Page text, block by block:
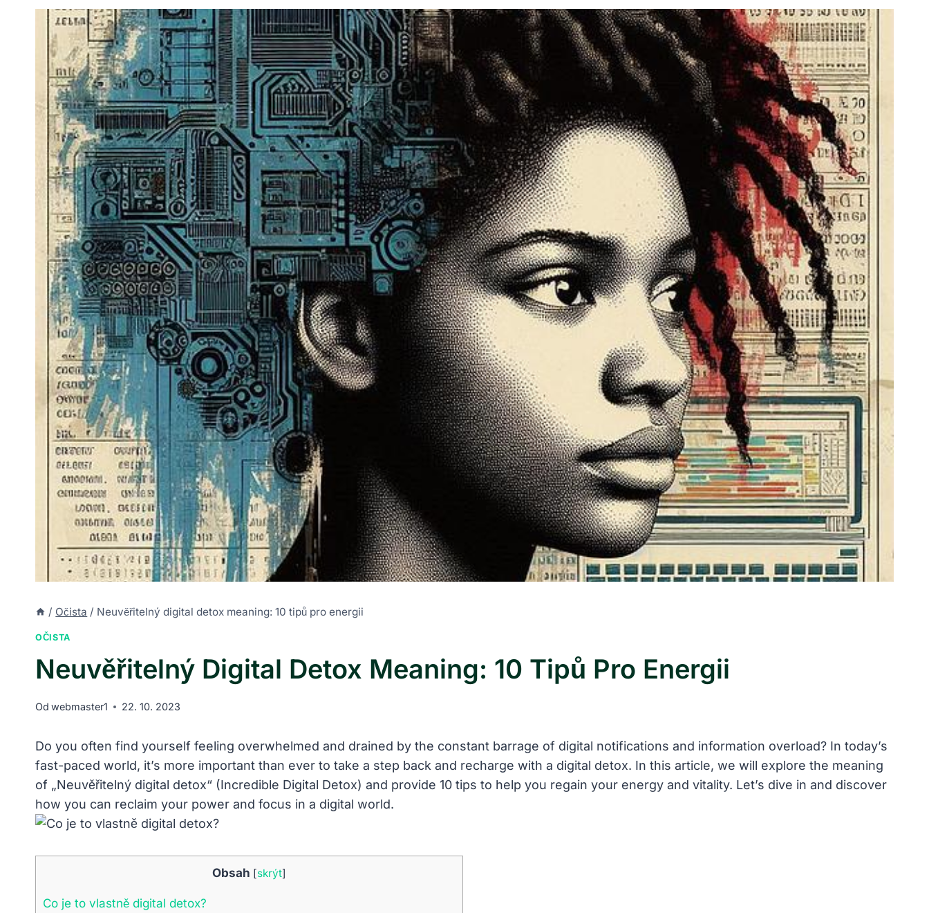
/ Očista / Neuvěřitelný digital detox meaning: 10 tipů pro energii
OČISTA
Neuvěřitelný Digital Detox Meaning: 10 Tipů Pro Energii
Od webmaster1 22. 10. 2023
Do you often find yourself feeling overwhelmed and drained by the constant barrage of digital notifications and information overload? In today’s
fast-paced world, it’s more important than ever to take a step back and recharge with a digital detox. In this article, we will explore the meaning
of „Neuvěřitelný digital detox“ (Incredible Digital Detox) and provide 10 tips to help you regain your energy and vitality. Let’s dive in and discover
how you can reclaim your power and focus in a digital world.
Obsah [skrýt]
Co je to vlastně digital detox?